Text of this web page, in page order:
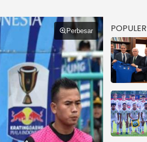
Perbesar POPULER